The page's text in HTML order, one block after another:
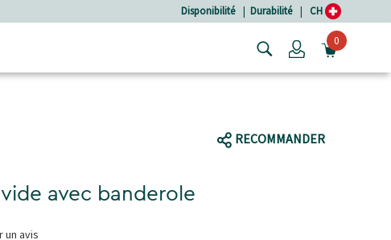
Disponibilité | Durabilité | CH
Login0
RECOMMANDER
avec banderole
un avis